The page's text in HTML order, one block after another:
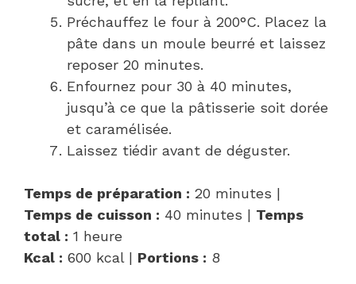
Préchauffez le four à 200°C. Placez la
pâte dans un moule beurré et laissez
reposer 20 minutes.
Enfournez pour 30 à 40 minutes,
jusqu’à ce que la pâtisserie soit dorée
et caramélisée.
Laissez tiédir avant de déguster.
Temps de préparation : 20 minutes |
Temps de cuisson : 40 minutes | Temps
total : 1 heure
Kcal : 600 kcal | Portions : 8